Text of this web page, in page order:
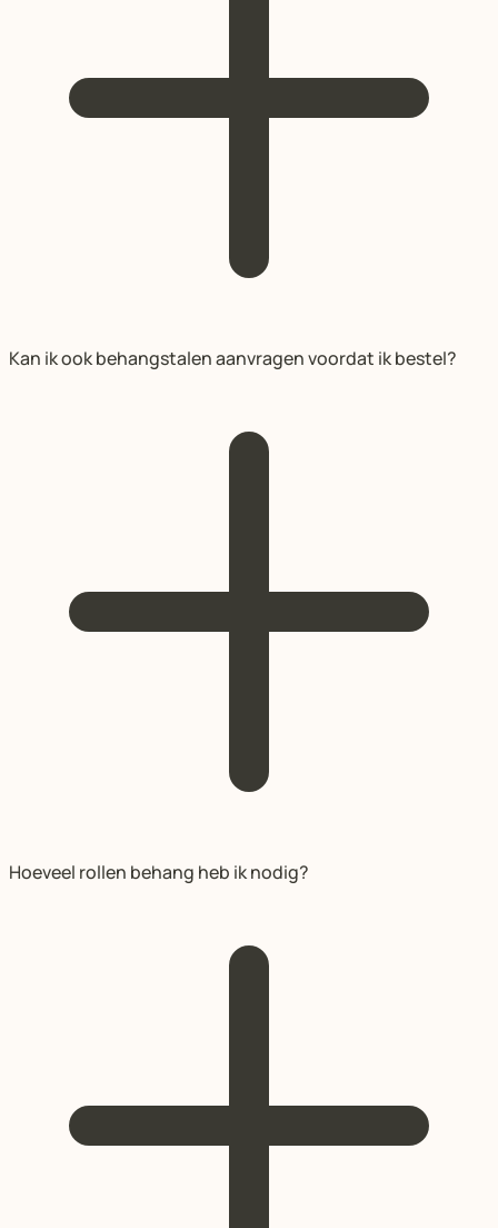
Kan ik ook behangstalen aanvragen voordat ik bestel?
Hoeveel rollen behang heb ik nodig?